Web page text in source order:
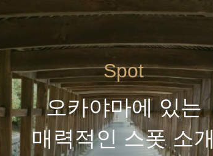
Spot
오카야마에 있는
매력적인 스폿 소개